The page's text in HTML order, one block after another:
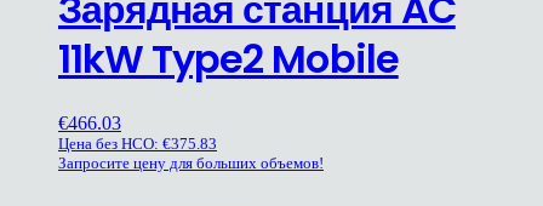
11kW Type2 Mobile
€466.03
Цена без НСО: €375.83
Запросите цену для больших объемов!